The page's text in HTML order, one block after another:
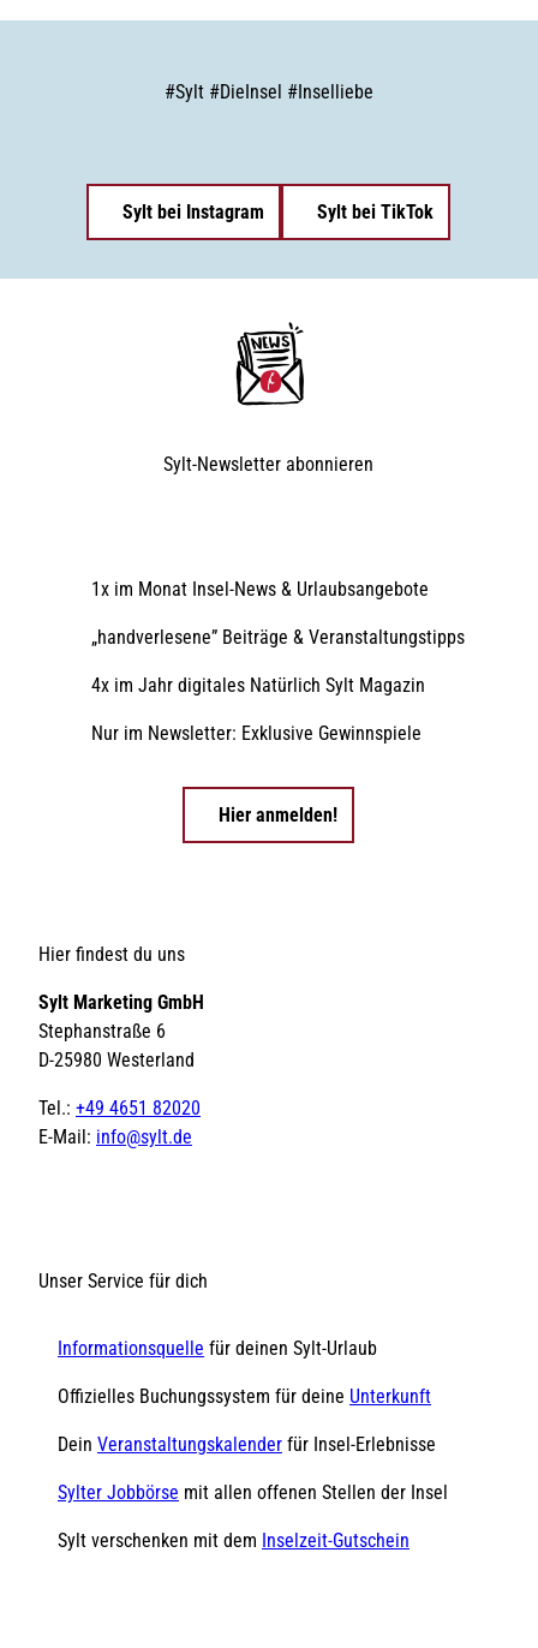
#Sylt #DieInsel #Inselliebe
Sylt bei Instagram Sylt bei TikTok
Sylt-Newsletter abonnieren
1x im Monat Insel-News & Urlaubsangebote
„handverlesene” Beiträge & Veranstaltungstipps
4x im Jahr digitales Natürlich Sylt Magazin
Nur im Newsletter: Exklusive Gewinnspiele
Hier anmelden!
Hier findest du uns
Sylt Marketing GmbH
Stephanstraße 6
D-25980 Westerland
Tel.: +49 4651 82020
E-Mail: info@sylt.de
Unser Service für dich
Informationsquelle für deinen Sylt-Urlaub
Offizielles Buchungssystem für deine Unterkunft
Dein Veranstaltungskalender für Insel-Erlebnisse
Sylter Jobbörse mit allen offenen Stellen der Insel
Sylt verschenken mit dem Inselzeit-Gutschein